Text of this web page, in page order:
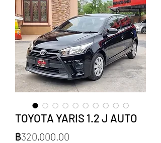
TOYOTA YARIS 1.2 J AUTO
฿320,000.00